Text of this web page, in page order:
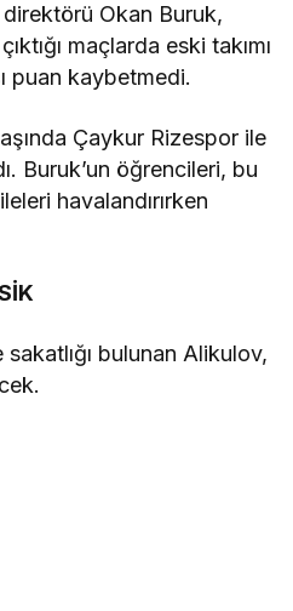
direktörü Okan Buruk,
maçlarda eski takımı
puan kaybetmedi.
Çaykur Rizespor ile
Buruk’un öğrencileri, bu
havalandırırken
bulunan Alikulov,